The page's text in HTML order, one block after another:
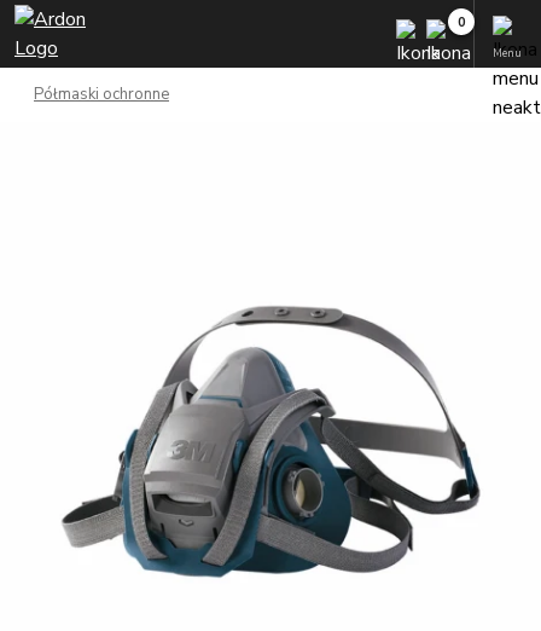
Menu
Półmaski ochronne